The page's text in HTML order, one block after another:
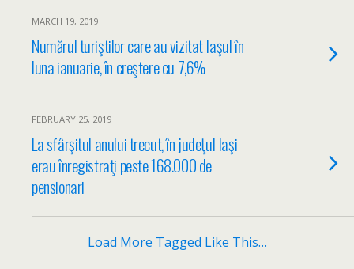
MARCH 19, 2019
Numărul turiştilor care au vizitat Iaşul în
luna ianuarie, în creştere cu 7,6%
FEBRUARY 25, 2019
La sfârşitul anului trecut, în judeţul Iaşi
erau înregistraţi peste 168.000 de
pensionari
Load More Tagged Like This…